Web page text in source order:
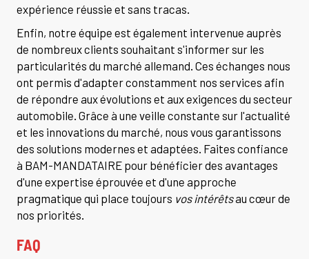
expérience réussie et sans tracas.
Enfin, notre équipe est également intervenue auprès
de nombreux clients souhaitant s'informer sur les
particularités du marché allemand. Ces échanges nous
ont permis d'adapter constamment nos services afin
de répondre aux évolutions et aux exigences du secteur
automobile. Grâce à une veille constante sur l'actualité
et les innovations du marché, nous vous garantissons
des solutions modernes et adaptées. Faites confiance
à BAM-MANDATAIRE pour bénéficier des avantages
d'une expertise éprouvée et d'une approche
pragmatique qui place toujours vos intérêtsau cœur de
nos priorités.
FAQ